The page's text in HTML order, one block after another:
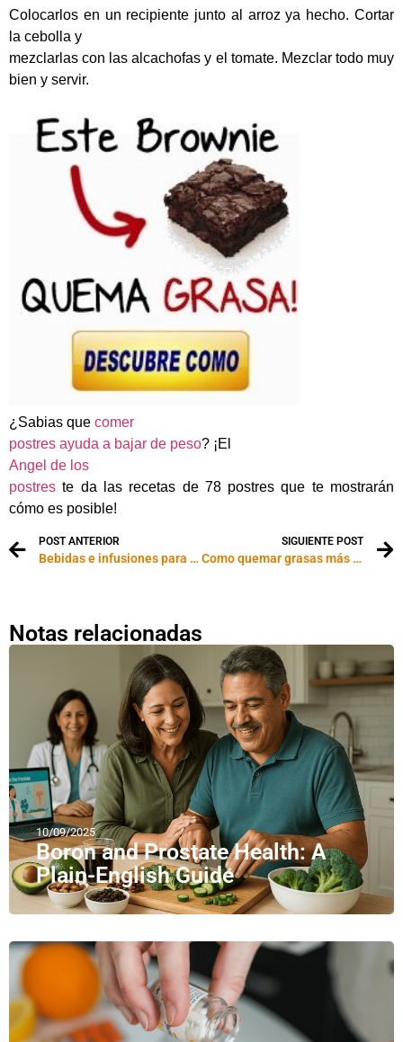
Colocarlos en un recipiente junto al arroz ya hecho. Cortar
la cebolla y
mezclarlas con las alcachofas y el tomate. Mezclar todo muy
bien y servir.
¿Sabias que comer
postres ayuda a bajar de peso? ¡El
Angel de los
postres te da las recetas de 78 postres que te mostrarán
cómo es posible!
POST ANTERIOR
Bebidas e infusiones para bajar de peso
SIGUIENTE POST
Como quemar grasas más rápido
Notas relacionadas
10/09/2025
Boron and Prostate Health: A
Plain-English Guide